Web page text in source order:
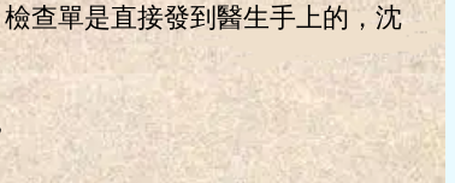
單是直接發到醫生手上的，沈